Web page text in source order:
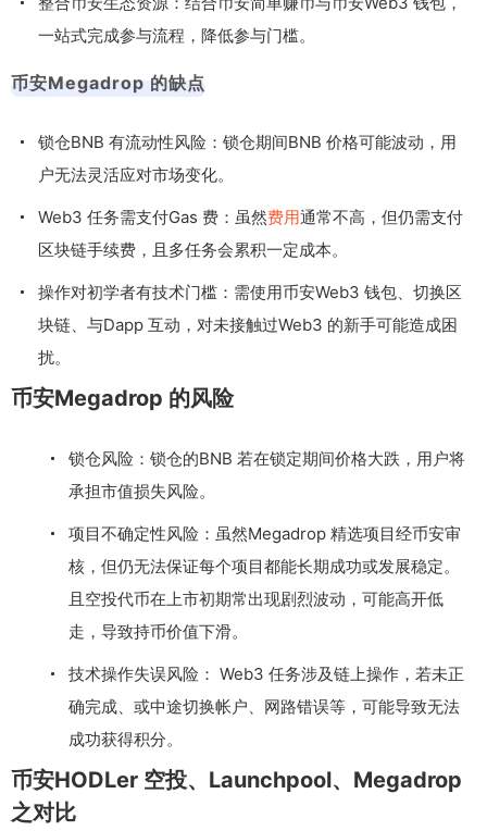
一站式完成参与流程，降低参与门槛。
币安Megadrop 的缺点
锁仓BNB 有流动性风险：锁仓期间BNB 价格可能波动，用
户无法灵活应对市场变化。
Web3 任务需支付Gas 费：虽然费用通常不高，但仍需支付
区块链手续费，且多任务会累积一定成本。
操作对初学者有技术门槛：需使用币安Web3 钱包、切换区
块链、与Dapp 互动，对未接触过Web3 的新手可能造成困
扰。
币安Megadrop 的风险
锁仓风险：锁仓的BNB 若在锁定期间价格大跌，用户将
承担市值损失风险。
项目不确定性风险：虽然Megadrop 精选项目经币安审
核，但仍无法保证每个项目都能长期成功或发展稳定。
且空投代币在上市初期常出现剧烈波动，可能高开低
走，导致持币价值下滑。
技术操作失误风险： Web3 任务涉及链上操作，若未正
确完成、或中途切换帐户、网路错误等，可能导致无法
成功获得积分。
币安HODLer 空投、Launchpool、Megadrop
之对比